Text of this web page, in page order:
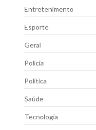
Entretenimento
Esporte
Geral
Polícia
Política
Saúde
Tecnologia